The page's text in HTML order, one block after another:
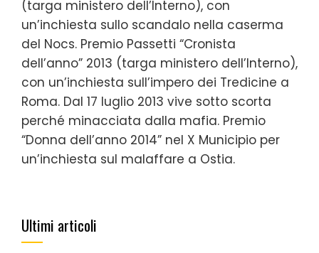
(targa ministero dell’Interno), con
un’inchiesta sullo scandalo nella caserma
del Nocs. Premio Passetti “Cronista
dell’anno” 2013 (targa ministero dell’Interno),
con un’inchiesta sull’impero dei Tredicine a
Roma. Dal 17 luglio 2013 vive sotto scorta
perché minacciata dalla mafia. Premio
“Donna dell’anno 2014” nel X Municipio per
un’inchiesta sul malaffare a Ostia.
Ultimi articoli